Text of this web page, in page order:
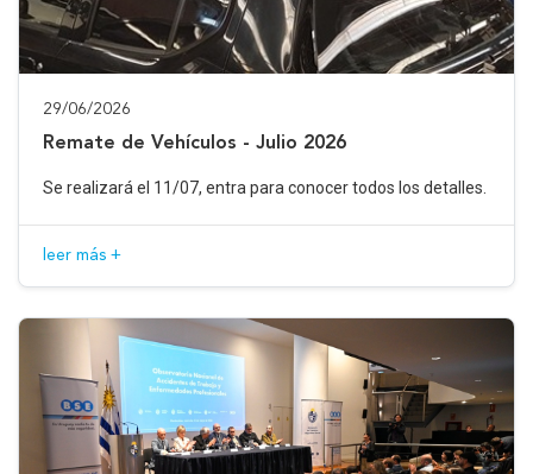
29/06/2026
Remate de Vehículos - Julio 2026
Se realizará el 11/07, entra para conocer todos los detalles.
leer más +